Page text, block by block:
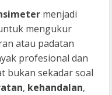
menjadi
mengukur
atau padatan
profesional dan
bukan sekadar soal
, kehandalan,